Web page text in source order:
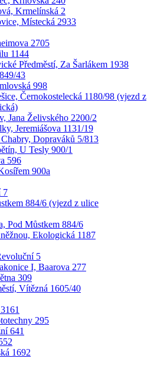
Krmelínská 2
Místecká 2933
2705
1144
Předměstí, Za Šarlákem 1938
43
998
Černokostelecká 1180/98 (vjezd z
Jana Želivského 2200/2
Jeremiášova 1131/19
Dopraváků 5/813
U Tesly 900/1
596
900a
7
884/6 (vjezd z ulice
Pod Můstkem 884/6
Ekologická 1187
5
I, Baarova 277
309
Vítězná 1605/40
295
641
1692